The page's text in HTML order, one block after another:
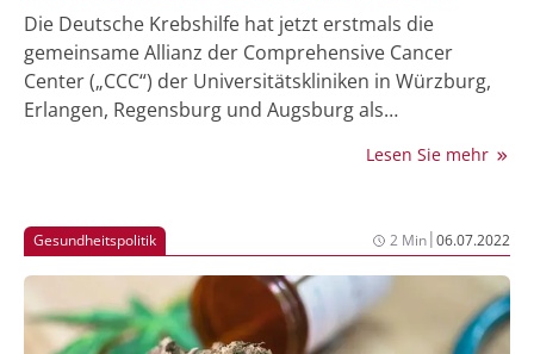
Die Deutsche Krebshilfe hat jetzt erstmals die
gemeinsame Allianz der Comprehensive Cancer
Center („CCC“) der Universitätskliniken in Würzburg,
Erlangen, Regensburg und Augsburg als
ausgezeichnet. Damit verbunden ist eine Förderung
Allianz „CCC WERA“. WERA steht für die
Anfangsbuchstaben der beteiligten Unikliniken.
Gemeinsam decken sie ein Versorgungsgebiet von 8
Millionen Menschen ab.
Lesen Sie mehr
Gesundheitspolitik 2 Min|06.07.2022